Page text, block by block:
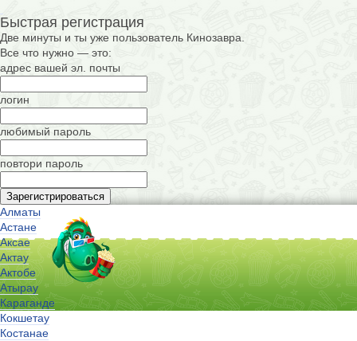
Быстрая регистрация
Две минуты и ты уже пользователь Кинозавра.
Все что нужно — это:
адрес вашей эл. почты
логин
любимый пароль
повтори пароль
Алматы
Астане
Аксае
Актау
Актобе
Атырау
Караганде
Кокшетау
Костанае